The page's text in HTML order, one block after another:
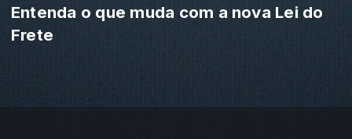
Entenda o que muda com a nova Lei do
Frete